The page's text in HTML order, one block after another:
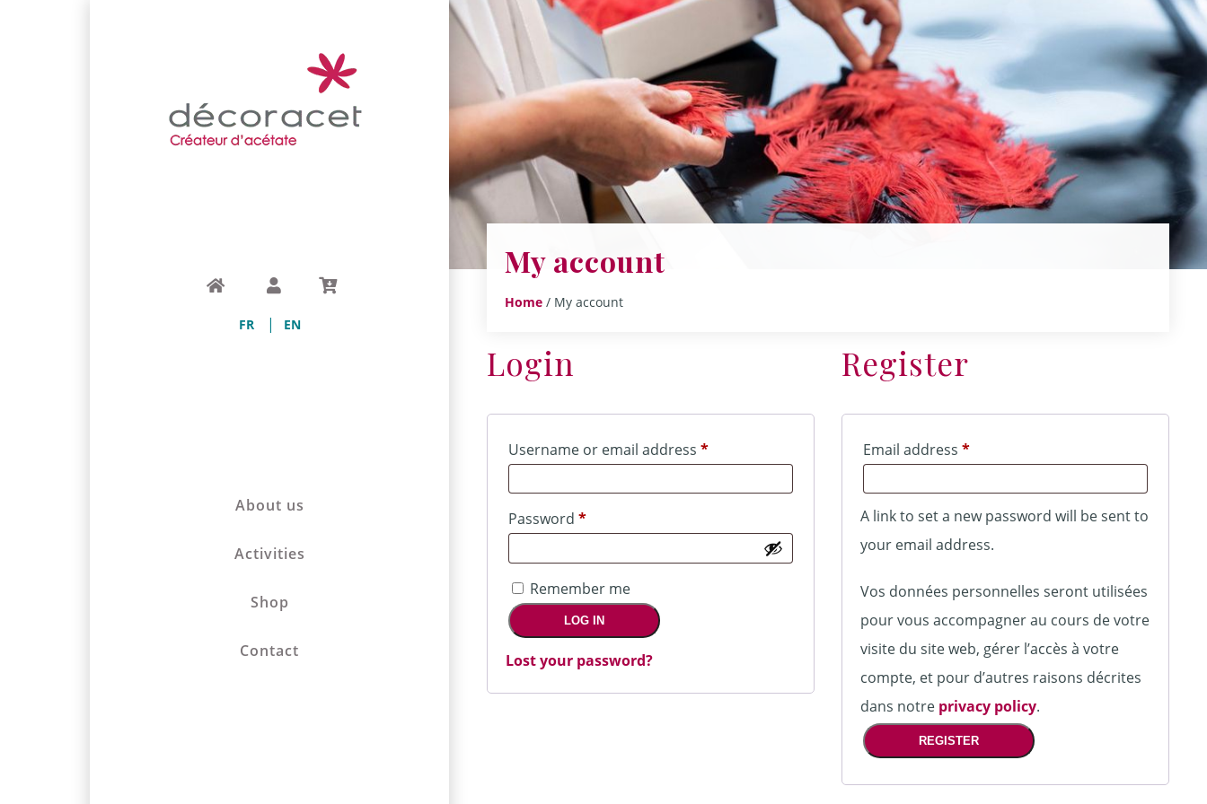
FR EN
About us
Activities
Shop
Contact
My account
Home / My account
Login
Username or email address*Required
Password*Required
Remember me
LOG IN
Lost your password?
Register
Email address*Required
A link to set a new password will be sent to
your email address.
Vos données personnelles seront utilisées
pour vous accompagner au cours de votre
visite du site web, gérer l’accès à votre
compte, et pour d’autres raisons décrites
dans notre privacy policy.
REGISTER